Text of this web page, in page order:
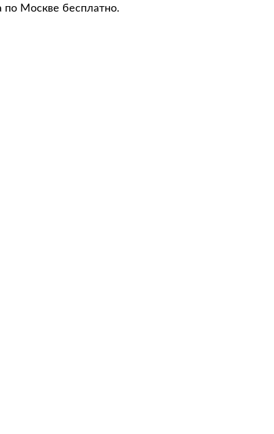
по Москве бесплатно.